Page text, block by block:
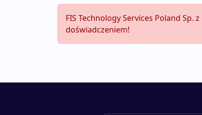
FIS Technology Services Poland Sp.
doświadczeniem!